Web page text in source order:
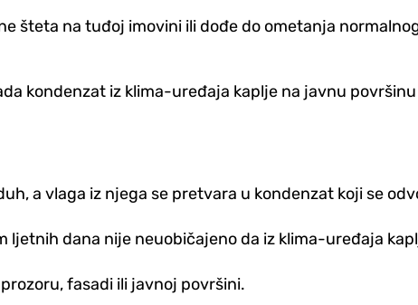
šteta na tuđoj imovini ili dođe do ometanja
kondenzat iz klima-uređaja kaplje na javnu
a vlaga iz njega se pretvara u kondenzat koji se
dana nije neuobičajeno da iz klima-uređaja
fasadi ili javnoj površini.